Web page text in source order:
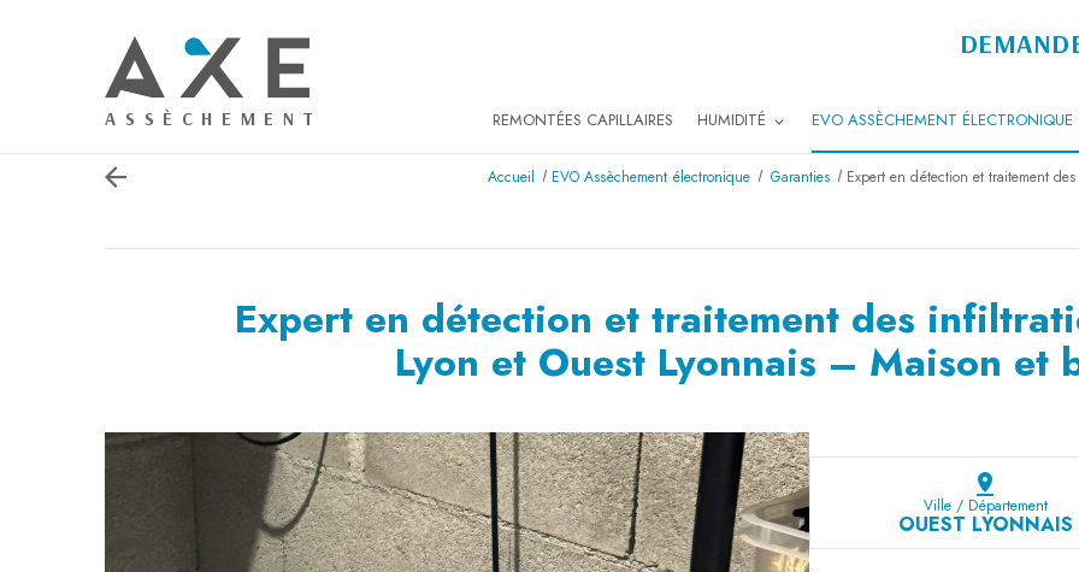
REMONTÉES CAPILLAIRES HUMIDITÉ EVO ASSÈCHEMENT ÉLECTRONIQUE
Accueil EVO Assèchement électronique Garanties Expert en détection et traitement
Expert en détection et traitement des
Lyon et Ouest Lyonnais – Maison et
pin_drop
Ville / Département
OUEST LYONNAIS